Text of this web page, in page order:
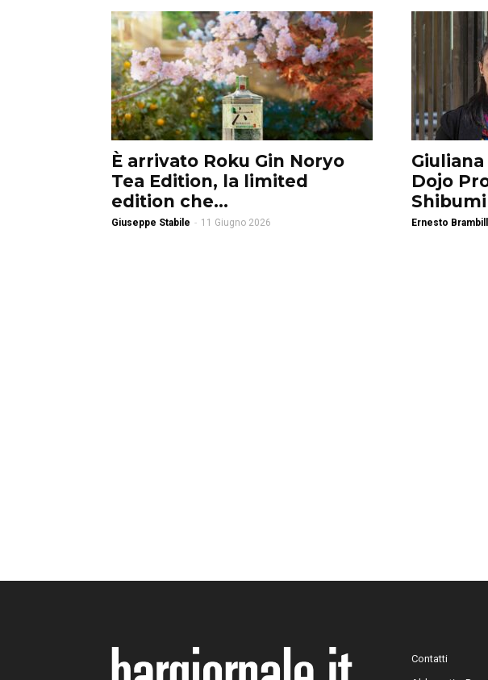
È arrivato Roku Gin Noryo
Tea Edition, la limited
edition che...
Giuseppe Stabile - 11 Giugno 2026
Dojo
Shibumi
Ernesto
Contatti